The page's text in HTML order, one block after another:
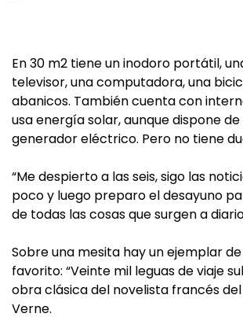
En 30 m2 tiene un inodoro portátil,
televisor, una computadora, una
abanicos. También cuenta con
usa energía solar, aunque dispone
generador eléctrico. Pero no tiene
“Me despierto a las seis, sigo las
poco y luego preparo el desayuno
de todas las cosas que surgen a
Sobre una mesita hay un ejemplar
favorito: “Veinte mil leguas de viaje
obra clásica del novelista francés del
Verne.